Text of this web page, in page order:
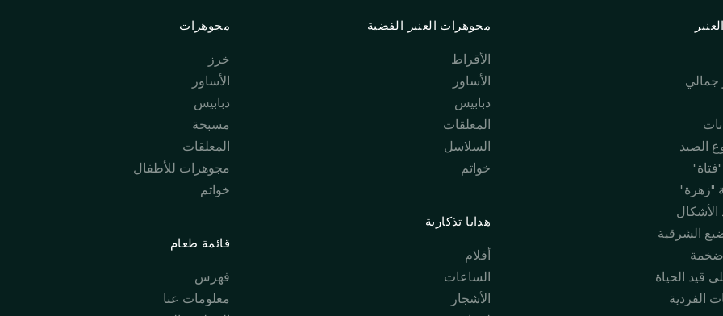
الصيد
"زهرة"
الأشكال
الشرقية
قيد الحياة
الفردية
مجوهرات العنبر الفضية
الأقراط
الأساور
دبابيس
المعلقات
السلاسل
خواتم
هدايا تذكارية
أقلام
الساعات
الأشجار
مجوهرات
خرز
الأساور
دبابيس
مسبحة
المعلقات
مجوهرات للأطفال
خواتم
قائمة طعام
فهرس
معلومات عنا